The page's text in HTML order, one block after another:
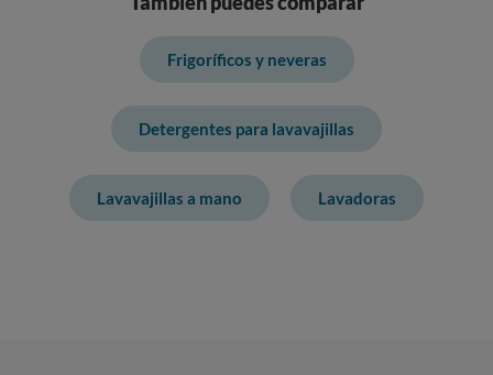
Frigoríficos y neveras
Detergentes para lavavajillas
Lavavajillas a mano Lavadoras